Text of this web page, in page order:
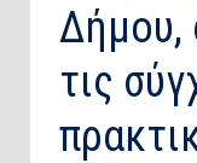
Δήμου,
τις